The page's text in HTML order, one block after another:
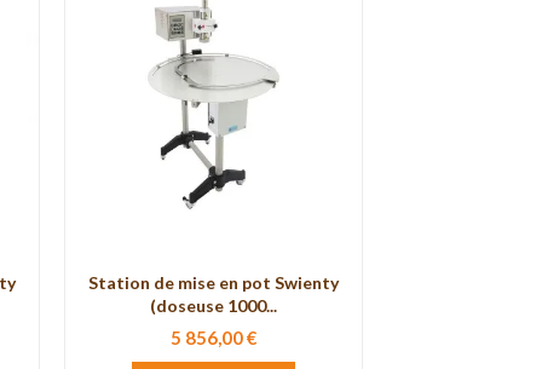
Station de mise en pot Swienty
(doseuse 1000...
5 856,00 €